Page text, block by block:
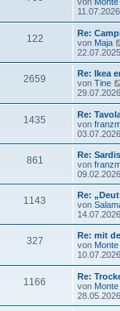
122
Re:
von Maja
2659
Re: Ikea
von Tine
1435
Re:
von
861
Re:
von
1143
Re:
von
327
Re: mit
von
1166
Re:
von